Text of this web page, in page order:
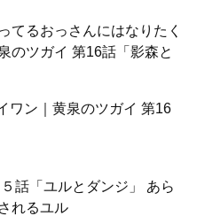
てるおっさんにはなりたく
のツガイ 第16話「影森と
ワン｜黄泉のツガイ 第16
話「ユルとダンジ」 あら
れるユル